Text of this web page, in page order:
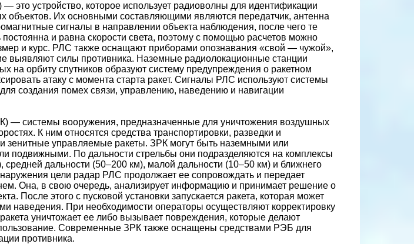
это устройство, которое использует радиоволны для идентификации
объектов. Их основными составляющими являются передатчик, антенна
сигналы в направлении объекта наблюдения, после чего те
и равна скорости света, поэтому с помощью расчетов можно
и курс. РЛС также оснащают приборами опознавания «свой — чужой»,
выявляют силы противника. Наземные радиолокационные станции
на орбиту спутников образуют систему предупреждения о ракетном
атаку с момента старта ракет. Сигналы РЛС используют системы
создания помех связи, управлению, наведению и навигации
— системы вооружения, предназначенные для уничтожения воздушных
К ним относятся средства транспортировки, разведки и
зенитные управляемые ракеты. ЗРК могут быть наземными или
подвижными. По дальности стрельбы они подразделяются на комплексы
средней дальности (50–200 км), малой дальности (10–50 км) и ближнего
цели радар РЛС продолжает ее сопровождать и передает
Она, в свою очередь, анализирует информацию и принимает решение о
После этого с пусковой установки запускается ракета, которая может
наведения. При необходимости операторы осуществляют корректировку
уничтожает ее либо вызывает повреждения, которые делают
Современные ЗРК также оснащены средствами РЭБ для
противника.